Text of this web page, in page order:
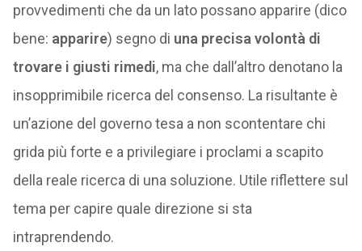
provvedimenti che da un lato possano apparire (dico
bene: apparire) segno di una precisa volontà di
trovare i giusti rimedi, ma che dall’altro denotano la
insopprimibile ricerca del consenso. La risultante è
un’azione del governo tesa a non scontentare chi
grida più forte e a privilegiare i proclami a scapito
della reale ricerca di una soluzione. Utile riflettere sul
tema per capire quale direzione si sta
intraprendendo.